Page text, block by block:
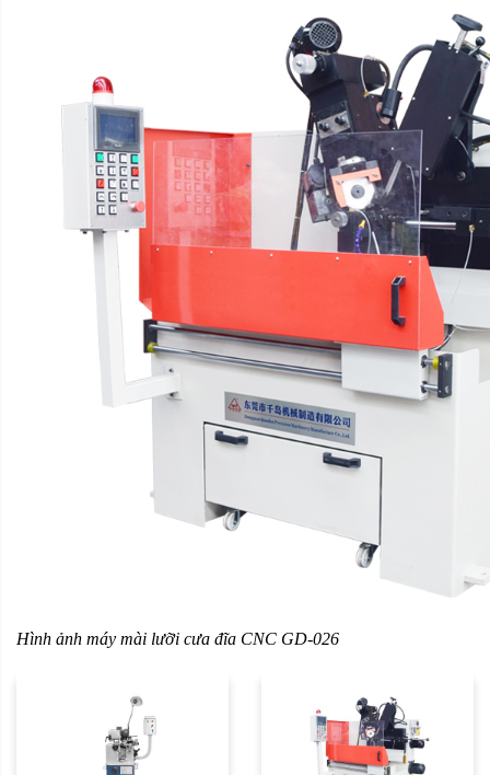
Hình ảnh máy mài lưỡi cưa đĩa CNC GD-026